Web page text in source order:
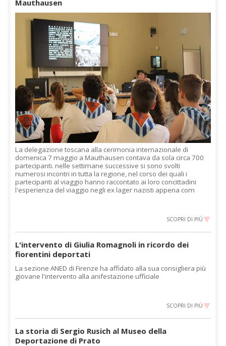
Mauthausen
La delegazione toscana alla cerimonia internazionale di
domenica 7 maggio a Mauthausen contava da sola circa 700
partecipanti. nelle settimane successive si sono svolti
numerosi incontri in tutta la regione, nel corso dei quali i
partecipanti al viaggio hanno raccontato ai loro concittadini
l'esperienza del viaggio negli ex lager nazisti appena com
SCOPRI DI PIÙ
L'intervento di Giulia Romagnoli in ricordo dei
fiorentini deportati
La sezione ANED di Firenze ha affidato alla sua consigliera più
giovane l'intervento alla anifestazione ufficiale
SCOPRI DI PIÙ
La storia di Sergio Rusich al Museo della
Deportazione di Prato